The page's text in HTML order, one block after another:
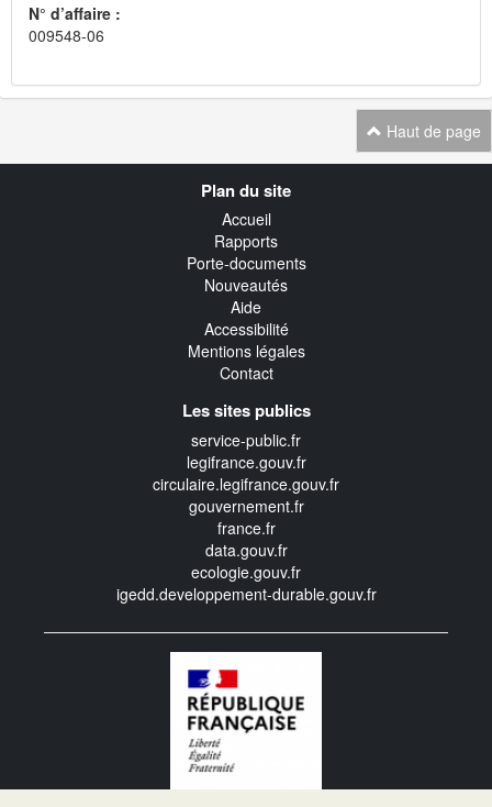
N° d’affaire :
009548-06
Haut de page
Plan du site
Accueil
Rapports
Porte-documents
Nouveautés
Aide
Accessibilité
Mentions légales
Contact
Les sites publics
service-public.fr
legifrance.gouv.fr
circulaire.legifrance.gouv.fr
gouvernement.fr
france.fr
data.gouv.fr
ecologie.gouv.fr
igedd.developpement-durable.gouv.fr